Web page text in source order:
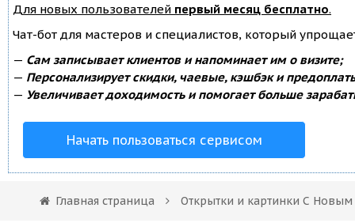
Для новых пользователей первый месяц бесплатно.
Чат-бот для мастеров и специалистов, который
— Сам записывает клиентов и напоминает им о визите;
— Персонализирует скидки, чаевые, кэшбэк и
— Увеличивает доходимость и помогает больше
Начать пользоваться сервисом
Главная страница Открытки и картинки С